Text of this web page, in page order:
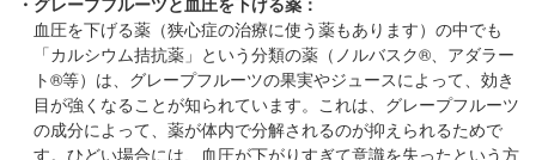
へ
移
動
し
ま
す
血圧を下げる薬（狭心症の治療に使う薬もあります）の中でも
「カルシウム拮抗薬」という分類の薬（ノルバスク®、アダラー
ト®等）は、グレープフルーツの果実やジュースによって、効き
目が強くなることが知られています。これは、グレープフルーツ
の成分によって、薬が体内で分解されるのが抑えられるためで
す。ひどい場合には、血圧が下がりすぎて意識を失ったという方